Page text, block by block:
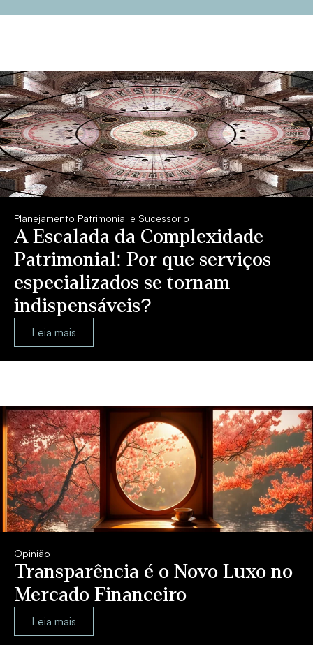
Planejamento Patrimonial e Sucessório
A Escalada da Complexidade
Patrimonial: Por que serviços
especializados se tornam
indispensáveis?
Leia mais
Opinião
Transparência é o Novo Luxo no
Mercado Financeiro
Leia mais